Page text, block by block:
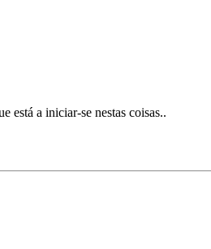
está a iniciar-se nestas coisas..